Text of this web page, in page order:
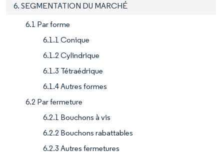
6. SEGMENTATION DU MARCHÉ
6.1 Par forme
6.1.1 Conique
6.1.2 Cylindrique
6.1.3 Tétraédrique
6.1.4 Autres formes
6.2 Par fermeture
6.2.1 Bouchons à vis
6.2.2 Bouchons rabattables
6.2.3 Autres fermetures